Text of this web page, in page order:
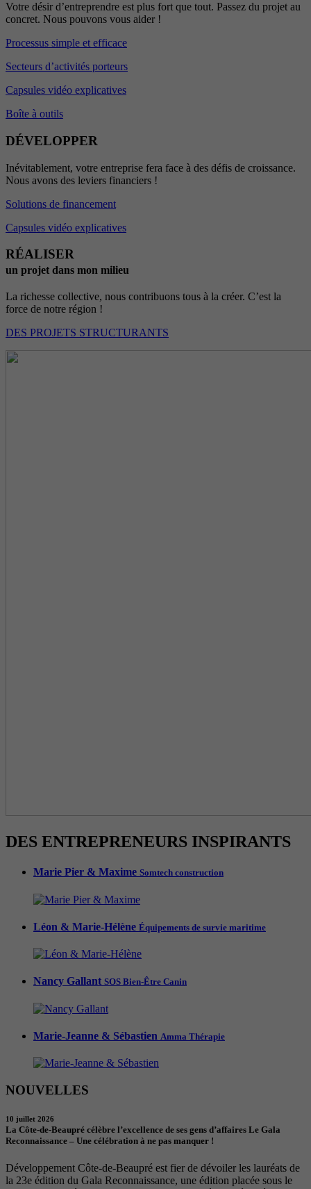
Votre désir d’entreprendre est plus fort que tout. Passez du projet au
concret. Nous pouvons vous aider !
Processus simple et efficace
Secteurs d’activités porteurs
Capsules vidéo explicatives
Boîte à outils
DÉVELOPPER
Inévitablement, votre entreprise fera face à des défis de croissance.
Nous avons des leviers financiers !
Solutions de financement
Capsules vidéo explicatives
RÉALISER
un projet dans mon milieu
La richesse collective, nous contribuons tous à la créer. C’est la
force de notre région !
DES PROJETS STRUCTURANTS
DES ENTREPRENEURS INSPIRANTS
Marie Pier & Maxime Somtech construction
Léon & Marie-Hélène Équipements de survie maritime
Nancy Gallant SOS Bien-Être Canin
Marie-Jeanne & Sébastien Amma Thérapie
NOUVELLES
10 juillet 2026
La Côte-de-Beaupré célèbre l’excellence de ses gens d’affaires Le Gala
Reconnaissance – Une célébration à ne pas manquer !
Développement Côte-de-Beaupré est fier de dévoiler les lauréats de
la 23e édition du Gala Reconnaissance, une édition placée sous le